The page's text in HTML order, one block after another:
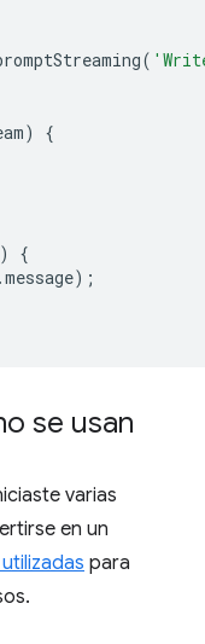
(
)
{
)
{
.message);
se usan
varias
en un
para